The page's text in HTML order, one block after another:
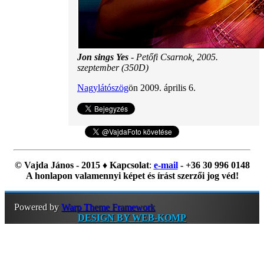
Jon sings Yes - Petőfi Csarnok, 2005.
szeptember (350D)
Nagylátószögön 2009. április 6.
© Vajda János - 2015 ♦ Kapcsolat: e-mail- +36 30 996 0148
A honlapon valamennyi képet és írást szerzői jog véd!
Powered byWarp Theme Framework
DESIGN BY WEB-KOMP